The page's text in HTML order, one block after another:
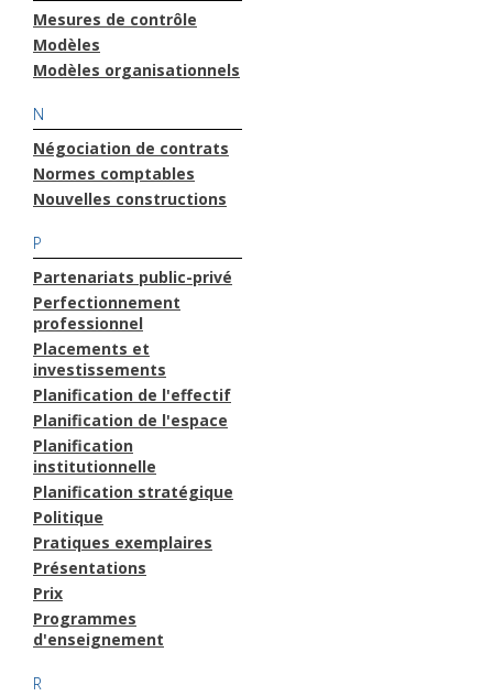
Mesures de contrôle
Modèles
Modèles organisationnels
N
Négociation de contrats
Normes comptables
Nouvelles constructions
P
Partenariats public-privé
Perfectionnement
professionnel
Placements et
investissements
Planification de l'effectif
Planification de l'espace
Planification
institutionnelle
Planification stratégique
Politique
Pratiques exemplaires
Présentations
Prix
Programmes
d'enseignement
R